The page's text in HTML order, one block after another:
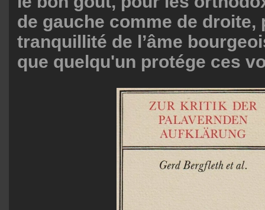
de gauche comme de droite,
tranquillité de l’âme
que quelqu'un protége ces